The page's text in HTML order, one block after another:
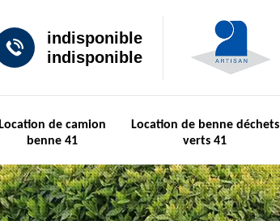
indisponible
indisponible
Location de camion
benne 41
Location de benne déchets
verts 41